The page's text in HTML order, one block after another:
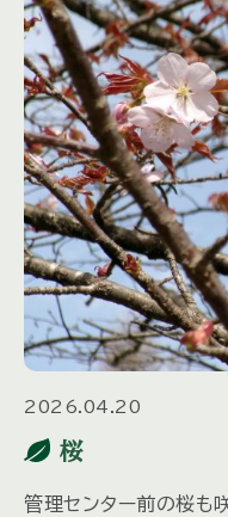
2026.04.20
桜
管理センター前の桜も